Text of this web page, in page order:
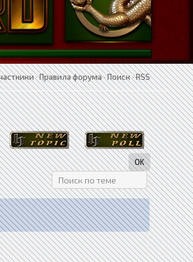
·Правила форума·Поиск·RSS